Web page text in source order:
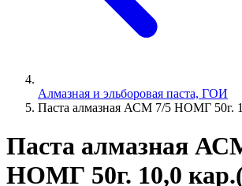
Алмазная и эльборовая паста, ГОИ
Паста алмазная АСМ 7/5 НОМГ 50г.
Паста алмазная
НОМГ 50г. 10,0